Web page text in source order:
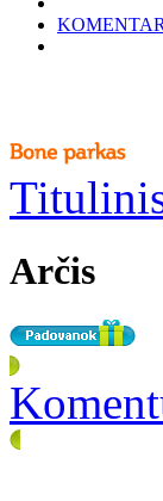
Arčis